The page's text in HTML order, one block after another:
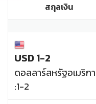
สกุลเงิน
USD 1-2
ดอลลาร์สหรัฐอเมริกา
:1-2